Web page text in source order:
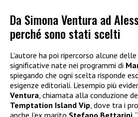
Da Simona Ventura ad
perché sono stati scelti
L’autore ha poi ripercorso alcune
significative nate nei programmi di
spiegando che ogni scelta risponde
esigenze editoriali. L’esempio più
Ventura , chiamata alla conduzione
Temptation Island Vip , dove tra i
anche l’ex marito Stefano Bettarini. “